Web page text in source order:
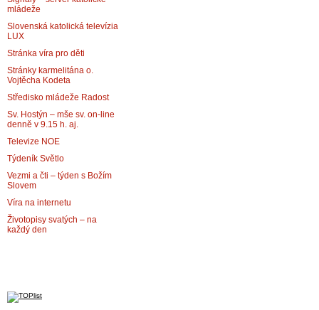
mládeže
Slovenská katolická televízia
LUX
Stránka víra pro děti
Stránky karmelitána o.
Vojtěcha Kodeta
Středisko mládeže Radost
Sv. Hostýn – mše sv. on-line
denně v 9.15 h. aj.
Televize NOE
Týdeník Světlo
Vezmi a čti – týden s Božím
Slovem
Víra na internetu
Životopisy svatých – na
každý den